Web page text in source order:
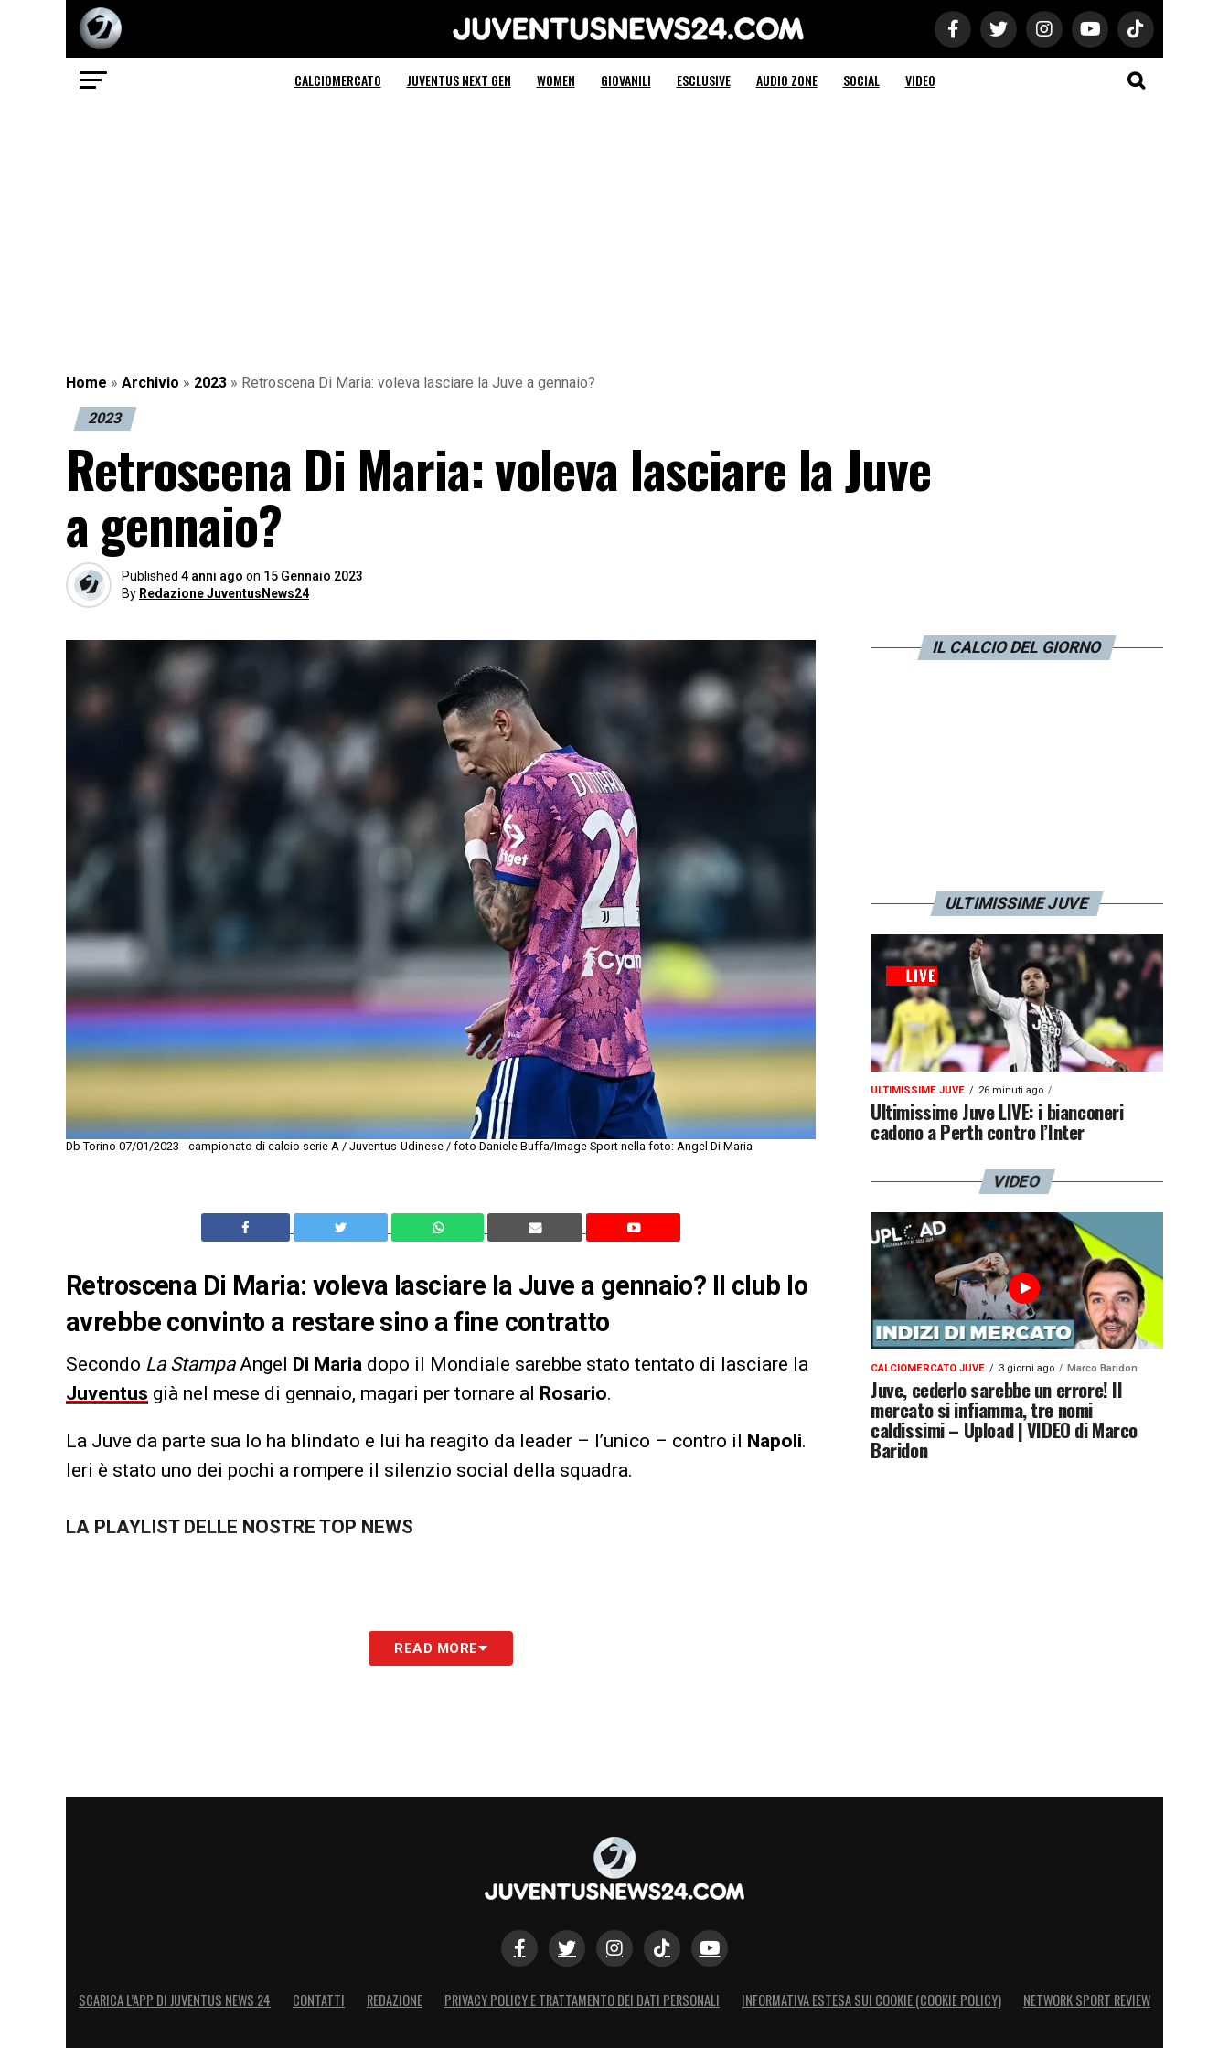
Juventus News 24
CALCIOMERCATO JUVENTUS NEXT GEN WOMEN GIOVANILI ESCLUSIVE AUDIO ZONE SOCIAL VIDEO
Home » Archivio » 2023 » Retroscena Di Maria: voleva lasciare la Juve a gennaio?
2023
Retroscena Di Maria: voleva lasciare la Juve
a gennaio?
Published 4 anni ago on 15 Gennaio 2023
By Redazione JuventusNews24
Db Torino 07/01/2023 - campionato di calcio serie A / Juventus-Udinese / foto Daniele Buffa/Image Sport nella foto: Angel Di Maria
Retroscena Di Maria: voleva lasciare la Juve a gennaio? Il club lo
avrebbe convinto a restare sino a fine contratto
Secondo La StampaAngel Di Maria dopo il Mondiale sarebbe stato tentato di lasciare la
Juventus già nel mese di gennaio, magari per tornare al Rosario.
La Juve da parte sua lo ha blindato e lui ha reagito da leader – l’unico – contro il Napoli.
Ieri è stato uno dei pochi a rompere il silenzio social della squadra.
LA PLAYLIST DELLE NOSTRE TOP NEWS
READ MORE
IL CALCIO DEL GIORNO
ULTIMISSIME JUVE
ULTIMISSIME JUVE 26 minuti ago
Ultimissime Juve LIVE: i bianconeri
cadono a Perth contro l’Inter
VIDEO
CALCIOMERCATO JUVE 3 giorni ago Marco Baridon
Juve, cederlo sarebbe un errore! Il
mercato si infiamma, tre nomi
caldissimi – Upload | VIDEO di Marco
Baridon
SCARICA L’APP DI JUVENTUS NEWS 24 CONTATTI REDAZIONE PRIVACY POLICY E TRATTAMENTO DEI DATI PERSONALI INFORMATIVA ESTESA SUI COOKIE (COOKIE POLICY) NETWORK SPORT REVIEW